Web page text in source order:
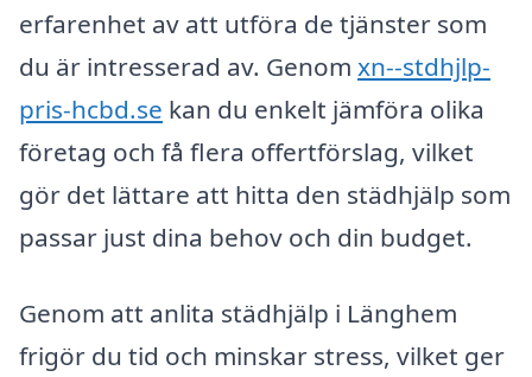
erfarenhet av att utföra de tjänster som
du är intresserad av. Genom xn--stdhjlp-
pris-hcbd.se kan du enkelt jämföra olika
företag och få flera offertförslag, vilket
gör det lättare att hitta den städhjälp som
passar just dina behov och din budget.
Genom att anlita städhjälp i Länghem
frigör du tid och minskar stress, vilket ger